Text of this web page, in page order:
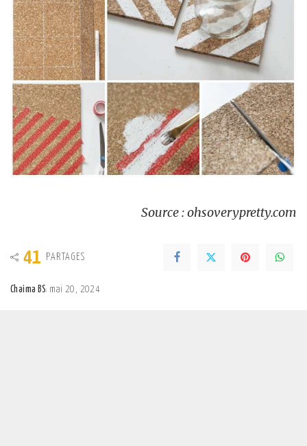
Source : ohsoverypretty.com
41 PARTAGES
Chaima BS mai 20, 2024